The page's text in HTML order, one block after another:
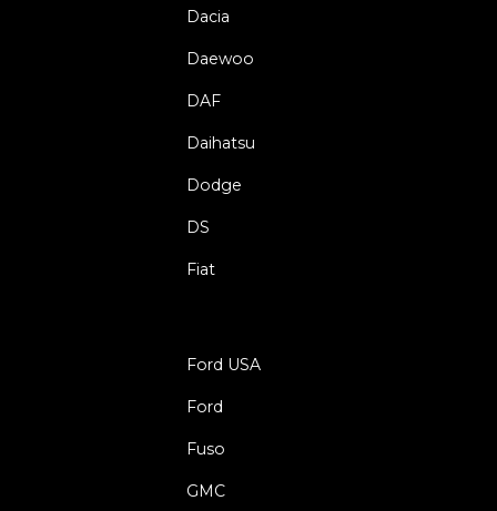
Dacia
Daewoo
DAF
Daihatsu
Dodge
DS
Fiat
Ford USA
Ford
Fuso
GMC